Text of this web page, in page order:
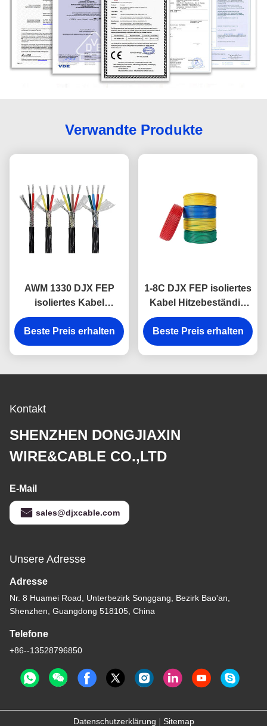
Verwandte Produkte
AWM 1330 DJX FEP
isoliertes Kabel
hitzebeständig bis 200
Grad Celsius 600V
Fluoroplast-Draht
Beste Preis erhalten
1-8C DJX FEP isoliertes
Kabel Hitzebeständig
bis 200 Grad Celsius
Fluorplastdraht
Beste Preis erhalten
Kontakt
SHENZHEN DONGJIAXIN
WIRE&CABLE CO.,LTD
E-Mail
sales@djxcable.com
Unsere Adresse
Adresse
Nr. 8 Huamei Road, Unterbezirk Songgang, Bezirk Bao'an,
Shenzhen, Guangdong 518105, China
Telefone
+86--13528796850
Datenschutzerklärung | Sitemap